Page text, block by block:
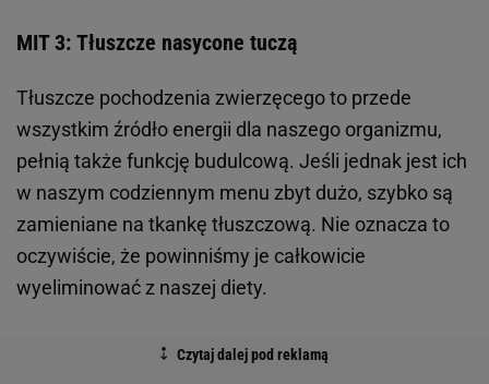
MIT 3: Tłuszcze nasycone tuczą
Tłuszcze pochodzenia zwierzęcego to przede
wszystkim źródło energii dla naszego organizmu,
pełnią także funkcję budulcową. Jeśli jednak jest ich
w naszym codziennym menu zbyt dużo, szybko są
zamieniane na tkankę tłuszczową. Nie oznacza to
oczywiście, że powinniśmy je całkowicie
wyeliminować z naszej diety.